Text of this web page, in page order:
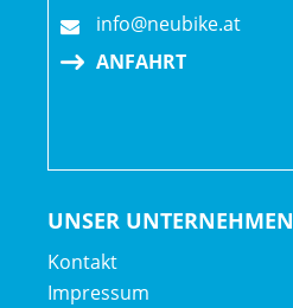
info@neubike.at
ANFAHRT
UNSER UNTERNEHMEN
Kontakt
Impressum